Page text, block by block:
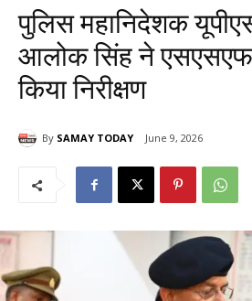
पुलिस महानिदेशक
आलोक सिंह ने
किया निरीक्षण
By SAMAY TODAY June 9, 2026